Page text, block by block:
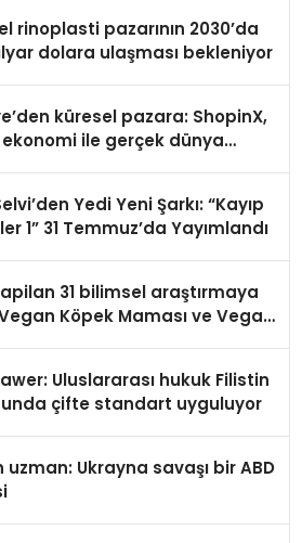
rinoplasti pazarının 2030’da
dolara ulaşması bekleniyor
küresel pazara: ShopinX,
ile gerçek dünya
Yedi Yeni Şarkı: “Kayıp
1” 31 Temmuz’da Yayımlandı
31 bilimsel araştırmaya
Köpek Maması ve Vegan
Uluslararası hukuk Filistin
çifte standart uyguluyor
uzman: Ukrayna savaşı bir ABD